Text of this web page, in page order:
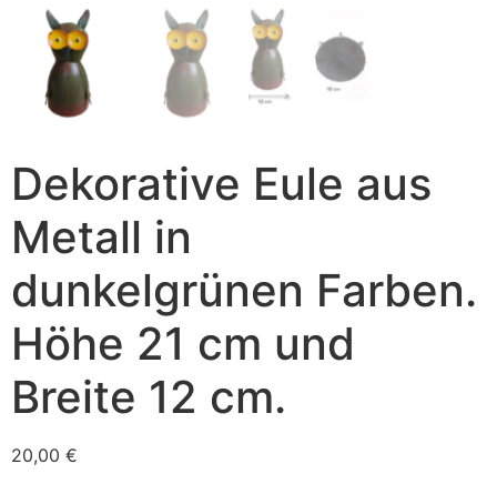
Dekorative Eule aus
Metall in
dunkelgrünen Farben.
Höhe 21 cm und
Breite 12 cm.
20,00 €